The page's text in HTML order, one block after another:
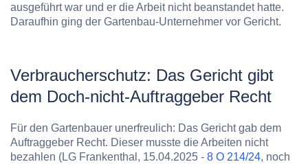
ausgeführt war und er die Arbeit nicht beanstandet hatte.
Daraufhin ging der Gartenbau-Unternehmer vor Gericht.
Verbraucherschutz: Das Gericht gibt
dem Doch-nicht-Auftraggeber Recht
Für den Gartenbauer unerfreulich: Das Gericht gab dem
Auftraggeber Recht. Dieser musste die Arbeiten nicht
bezahlen (LG Frankenthal, 15.04.2025 - 8 O 214/24, noch